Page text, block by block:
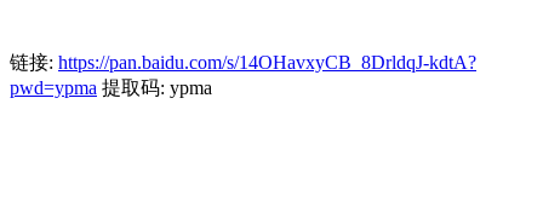
链接: https://pan.baidu.com/s/14OHavxyCB_8DrldqJ-kdtA?
pwd=ypma 提取码: ypma